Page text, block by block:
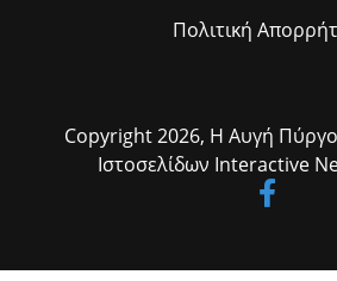
Πολιτική
Copyright 2026, Η Αυγή
Ιστοσελίδων Interactive